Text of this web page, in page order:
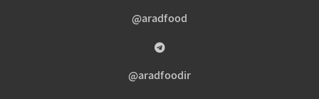
aradfood@
aradfoodir@